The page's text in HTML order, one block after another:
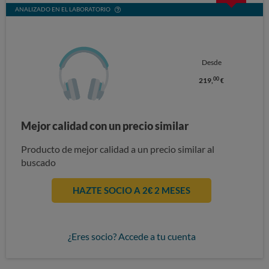
ANALIZADO EN EL LABORATORIO
Desde
219,00 €
Mejor calidad con un precio similar
Producto de mejor calidad a un precio similar al
buscado
HAZTE SOCIO A 2€ 2 MESES
¿Eres socio? Accede a tu cuenta